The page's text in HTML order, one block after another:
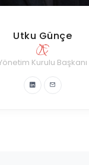
Tuğba Çurman
Kurumsal İlişkiler Komitesi
Yönetim Kurulu Üyesi